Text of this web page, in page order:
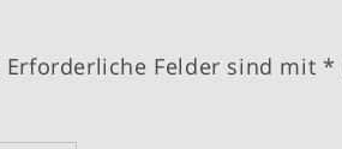
Erforderliche Felder sind mit *